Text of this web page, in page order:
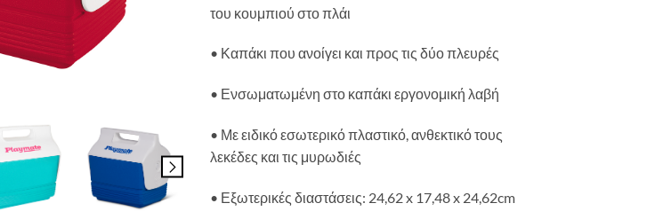
του κουμπιού στο πλάι
• Καπάκι που ανοίγει και προς τις δύο πλευρές
• Ενσωματωμένη στο καπάκι εργονομική λαβή
• Με ειδικό εσωτερικό πλαστικό, ανθεκτικό τους
λεκέδες και τις μυρωδιές
• Εξωτερικές διαστάσεις: 24,62 x 17,48 x 24,62cm